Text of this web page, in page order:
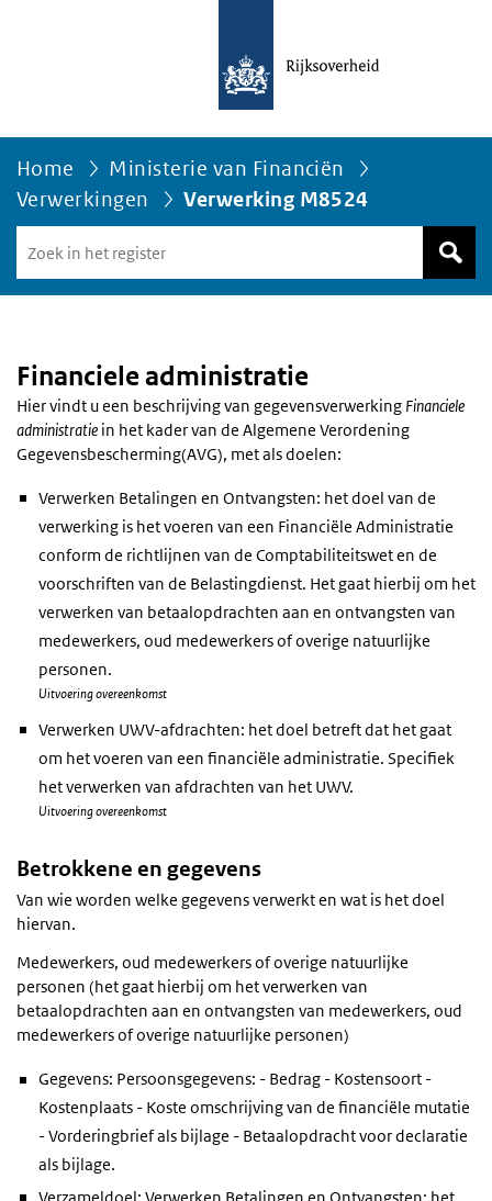
Home
Ministerie van Financiën
Verwerkingen
Verwerking M8524
in
het
Financiele administratie
Hier vindt u een beschrijving van gegevensverwerking Financiele
administratie in het kader van de Algemene Verordening
Gegevensbescherming(AVG), met als doelen:
Verwerken Betalingen en Ontvangsten: het doel van de
verwerking is het voeren van een Financiële Administratie
conform de richtlijnen van de Comptabiliteitswet en de
voorschriften van de Belastingdienst. Het gaat hierbij om het
verwerken van betaalopdrachten aan en ontvangsten van
medewerkers, oud medewerkers of overige natuurlijke
personen.
Uitvoering overeenkomst
Verwerken UWV-afdrachten: het doel betreft dat het gaat
om het voeren van een financiële administratie. Specifiek
het verwerken van afdrachten van het UWV.
Uitvoering overeenkomst
Betrokkene en gegevens
Van wie worden welke gegevens verwerkt en wat is het doel
hiervan.
Medewerkers, oud medewerkers of overige natuurlijke
personen (het gaat hierbij om het verwerken van
betaalopdrachten aan en ontvangsten van medewerkers, oud
medewerkers of overige natuurlijke personen)
Gegevens: Persoonsgegevens: - Bedrag - Kostensoort -
Kostenplaats - Koste omschrijving van de financiële mutatie
- Vorderingbrief als bijlage - Betaalopdracht voor declaratie
als bijlage.
Verzameldoel: Verwerken Betalingen en Ontvangsten: het